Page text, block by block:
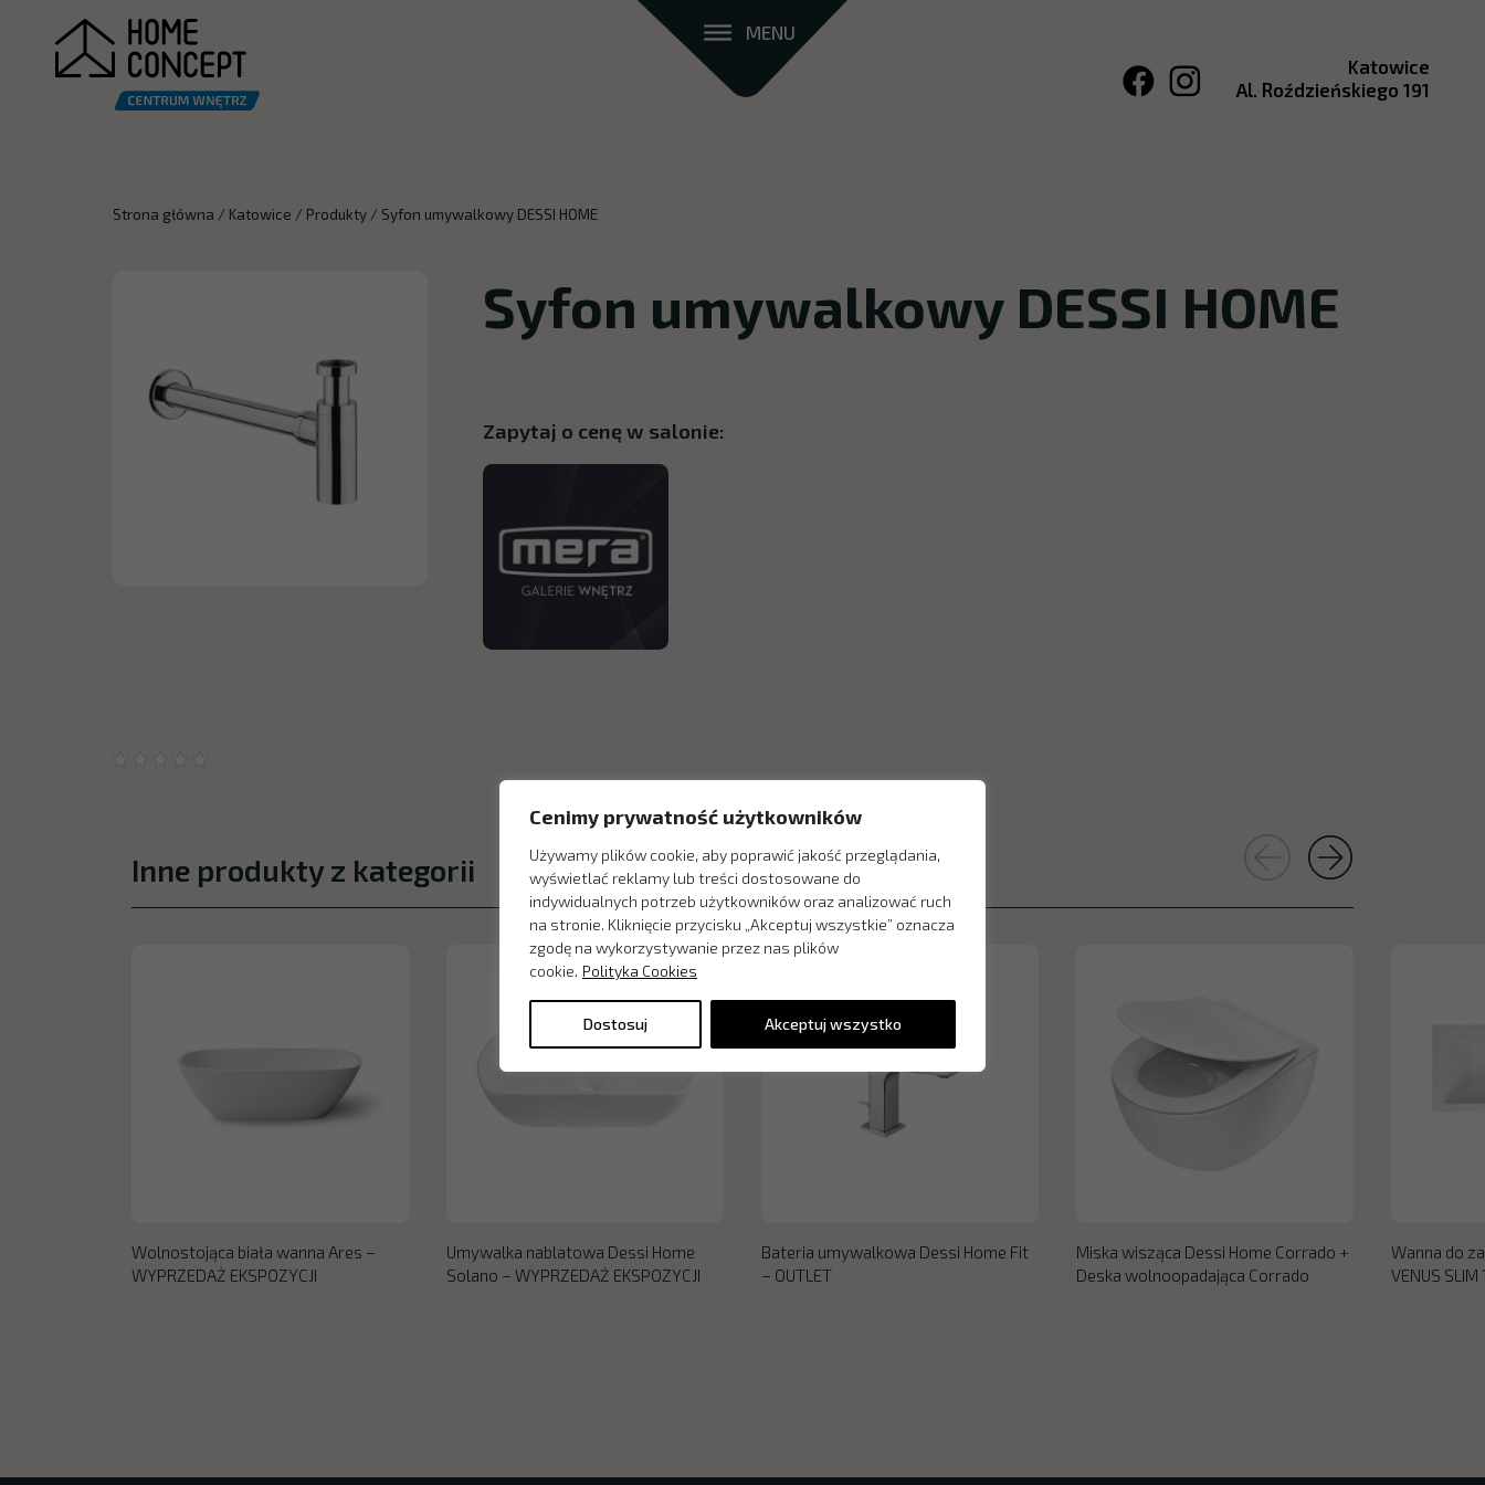
Cenimy prywatność użytkowników
Używamy plików cookie, aby poprawić jakość przeglądania,
wyświetlać reklamy lub treści dostosowane do
indywidualnych potrzeb użytkowników oraz analizować ruch
na stronie. Kliknięcie przycisku „Akceptuj wszystkie” oznacza
zgodę na wykorzystywanie przez nas plików
cookie. Polityka Cookies
Dostosuj Akceptuj wszystko
MENU
Katowice
Al. Roździeńskiego 191
Strona główna / Katowice /Produkty / Syfon umywalkowy DESSI HOME
Syfon umywalkowy DESSI HOME
Zapytaj o cenę w salonie:
Inne produkty z kategorii
Wolnostojąca biała wanna Ares –
WYPRZEDAŻ EKSPOZYCJI
Umywalka nablatowa Dessi Home
Solano – WYPRZEDAŻ EKSPOZYCJI
Bateria umywalkowa Dessi Home Fit
– OUTLET
Miska wisząca Dessi Home Corrado +
Deska wolnoopadająca Corrado
Wanna do
VENUS